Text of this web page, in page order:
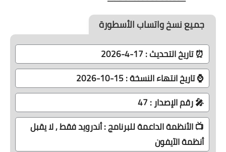
جميع نسخ واتساب الأسطورة
⏰ تاريخ التحديث : 17-4-2026
⌚ تاريخ انتهاء النسخة : 15-10-2026
🎤 رقم الإصدار : 47
📺 الأنظمة الداعمة للبرنامج : أندرويد فقط , لا يقبل
أنظمة الآيفون